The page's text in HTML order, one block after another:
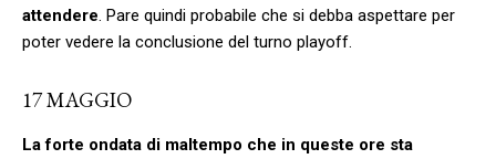
attendere . Pare quindi probabile che si debba aspettare per
poter vedere la conclusione del turno playoff.
17 MAGGIO
La forte ondata di maltempo che in queste ore sta